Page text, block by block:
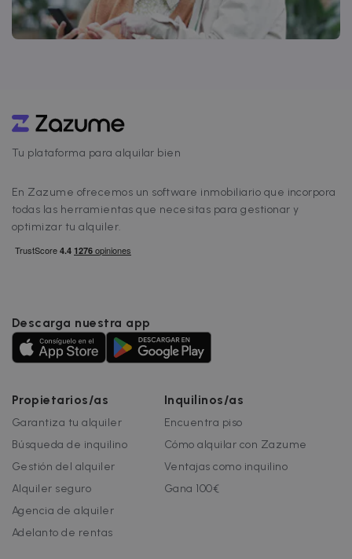
Tu plataforma para alquilar bien
En Zazume ofrecemos un software inmobiliario que incorpora
todas las herramientas que necesitas para gestionar y
optimizar tu alquiler.
Descarga nuestra app
Propietarios/as
Garantiza tu alquiler
Búsqueda de inquilino
Gestión del alquiler
Alquiler seguro
Agencia de alquiler
Adelanto de rentas
Inquilinos/as
Encuentra piso
Cómo alquilar con Zazume
Ventajas como inquilino
Gana 100€